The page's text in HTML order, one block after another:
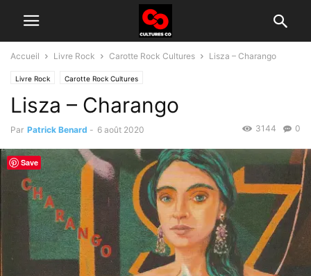
Accueil Livre Rock Carotte Rock Cultures Lisza – Charango
Livre Rock Carotte Rock Cultures
Lisza – Charango
Par Patrick Benard - 6 août 2020 0
3144
Save